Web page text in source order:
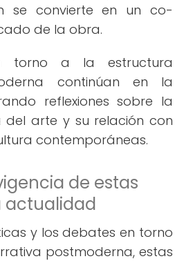
se convierte en un co-
de la obra.
torno a la estructura
continúan en la
reflexiones sobre la
del arte y su relación con
contemporáneas.
de estas
actualidad
y los debates en torno
postmoderna, estas